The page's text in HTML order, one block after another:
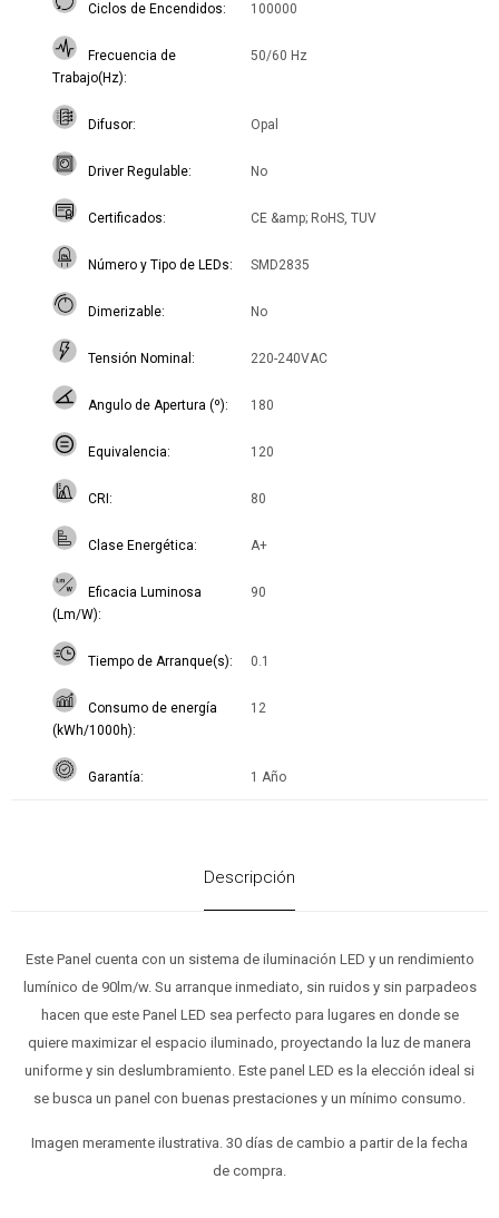
Ciclos de Encendidos 100000
Frecuencia de
Trabajo(Hz)
50/60 Hz
Difusor Opal
Driver Regulable No
Certificados CE &amp; RoHS, TUV
Número y Tipo de LEDs SMD2835
Dimerizable No
Tensión Nominal 220-240VAC
Angulo de Apertura (º) 180
Equivalencia 120
CRI 80
Clase Energética A+
Eficacia Luminosa
(Lm/W)
90
Tiempo de Arranque(s) 0.1
Consumo de energía
(kWh/1000h)
12
Garantía 1 Año
Descripción
Este Panel cuenta con un sistema de iluminación LED y un rendimiento
lumínico de 90lm/w. Su arranque inmediato, sin ruidos y sin parpadeos
hacen que este Panel LED sea perfecto para lugares en donde se
quiere maximizar el espacio iluminado, proyectando la luz de manera
uniforme y sin deslumbramiento. Este panel LED es la elección ideal si
se busca un panel con buenas prestaciones y un mínimo consumo.
Imagen meramente ilustrativa. 30 días de cambio a partir de la fecha
de compra.